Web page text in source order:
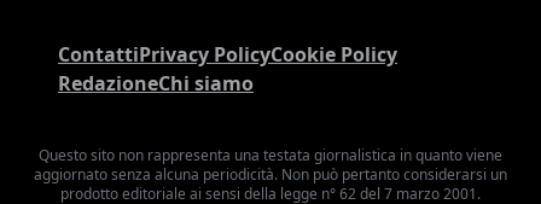
ContattiPrivacy PolicyCookie Policy
RedazioneChi siamo
Questo sito non rappresenta una testata giornalistica in quanto viene
aggiornato senza alcuna periodicità. Non può pertanto considerarsi un
prodotto editoriale ai sensi della legge n° 62 del 7 marzo 2001.